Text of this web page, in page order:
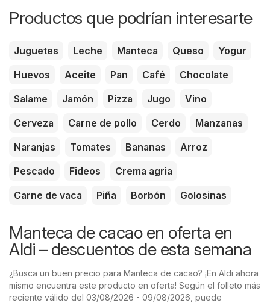
Productos que podrían interesarte
Juguetes Leche Manteca Queso
Yogur
Huevos
Aceite Pan Café
Chocolate
Salame
Jamón Pizza Jugo
Vino
Cerveza
Carne de pollo Cerdo
Manzanas
Naranjas
Tomates Bananas
Arroz
Pescado
Fideos
Crema agria
Carne de vaca
Piña Borbón Golosinas
Manteca de cacao en oferta en
Aldi – descuentos de esta semana
¿Busca un buen precio para Manteca de cacao? ¡En Aldi ahora
mismo encuentra este producto en oferta! Según el folleto más
reciente válido del 03/08/2026 - 09/08/2026, puede